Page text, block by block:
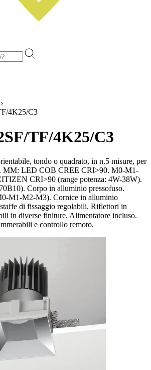
4K25/C3
TF/4K25/C3
tondo o quadrato, in n.5 misure, per
MM: LED COB CREE CRI>90. M0-M1-
CRI>90 (range potenza: 4W-38W).
Corpo in alluminio pressofuso.
M1-M2-M3). Cornice in alluminio
di fissaggio regolabili. Riflettori in
in diverse finiture. Alimentatore incluso.
e controllo remoto.